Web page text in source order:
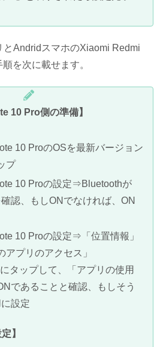
AndridスマホのXiaomi Redmi
を次に載せます。
10 Pro側の準備】
10 ProのOSを最新バージョン
プ
10 Proの設定⇒Bluetoothが
認、もしONでなければ、ON
10 Proの設定⇒「位置情報」
プリのアクセス」
タップして、「アプリの使用
であることと確認、もしそう
設定
】